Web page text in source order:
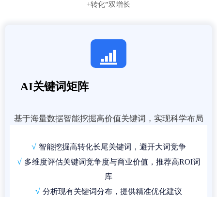
+转化”双增长

AI关键词矩阵
基于海量数据智能挖掘高价值关键词，实现科学布局
√ 智能挖掘高转化长尾关键词，避开大词竞争
√ 多维度评估关键词竞争度与商业价值，推荐高ROI词
库
√ 分析现有关键词分布，提供精准优化建议